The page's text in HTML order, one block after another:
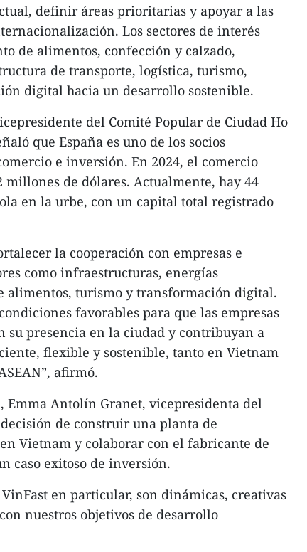
definir áreas prioritarias y apoyar a las
Los sectores de interés
de alimentos, confección y calzado,
de transporte, logística, turismo,
digital hacia un desarrollo sostenible.
del Comité Popular de Ciudad Ho
que España es uno de los socios
e inversión. En 2024, el comercio
de dólares. Actualmente, hay 44
en la urbe, con un capital total registrado
la cooperación con empresas e
como infraestructuras, energías
alimentos, turismo y transformación digital.
favorables para que las empresas
su presencia en la ciudad y contribuyan a
flexible y sostenible, tanto en Vietnam
afirmó.
Emma Antolín Granet, vicepresidenta del
de construir una planta de
Vietnam y colaborar con el fabricante de
caso exitoso de inversión.
en particular, son dinámicas, creativas
nuestros objetivos de desarrollo